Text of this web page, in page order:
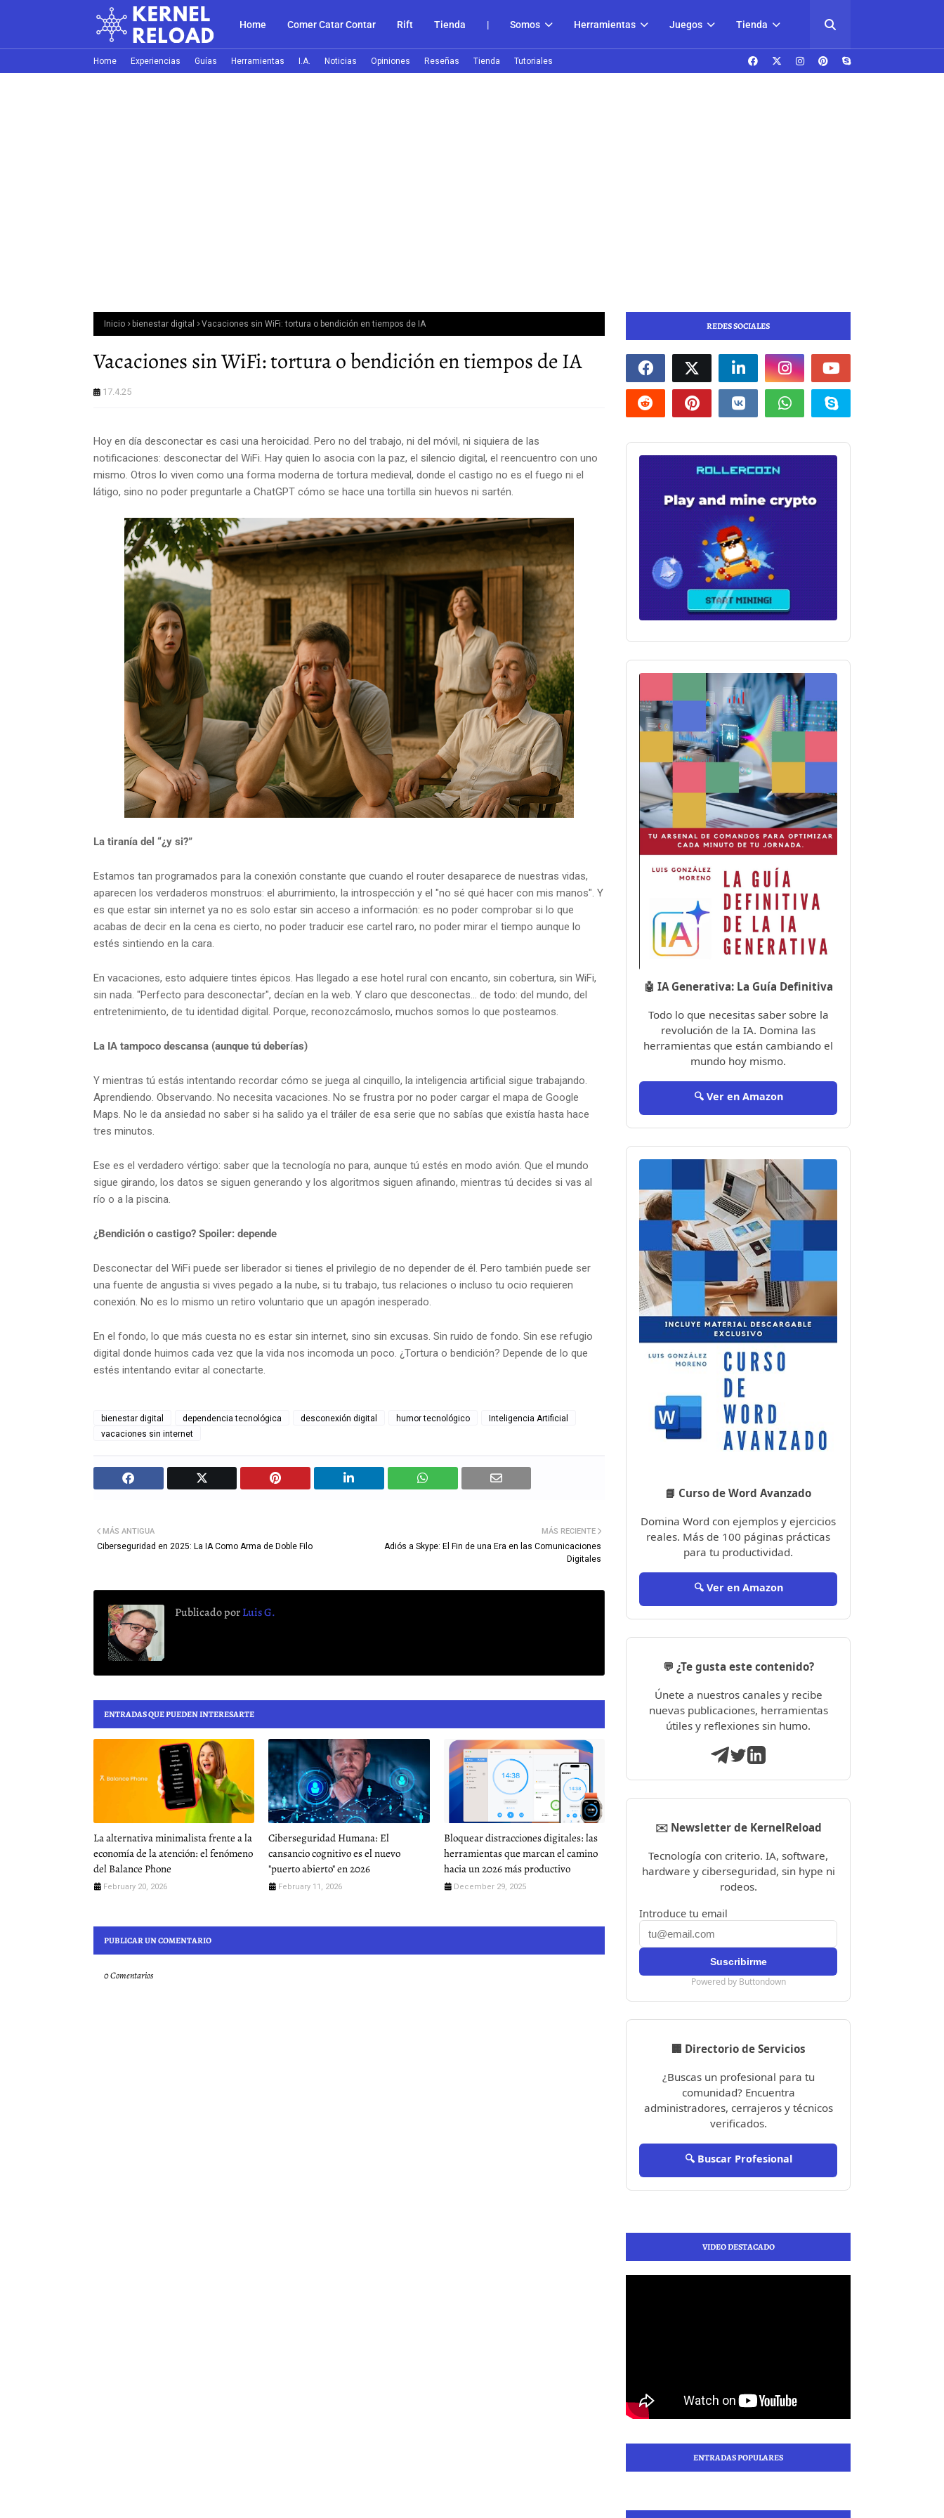
Home Comer Catar Contar Rift Tienda | Somos Herramientas Juegos Tienda
Home Experiencias Guías Herramientas I.A. Noticias Opiniones Reseñas Tienda Tutoriales
Inicio bienestar digital Vacaciones sin WiFi: tortura o bendición en tiempos de IA
Vacaciones sin WiFi: tortura o bendición en tiempos de IA
17.4.25
Hoy en día desconectar es casi una heroicidad. Pero no del trabajo, ni del móvil, ni siquiera de las
notificaciones: desconectar del WiFi. Hay quien lo asocia con la paz, el silencio digital, el reencuentro con uno
mismo. Otros lo viven como una forma moderna de tortura medieval, donde el castigo no es el fuego ni el
látigo, sino no poder preguntarle a ChatGPT cómo se hace una tortilla sin huevos ni sartén.
La tiranía del “¿y si?”
Estamos tan programados para la conexión constante que cuando el router desaparece de nuestras vidas,
aparecen los verdaderos monstruos: el aburrimiento, la introspección y el "no sé qué hacer con mis manos". Y
es que estar sin internet ya no es solo estar sin acceso a información: es no poder comprobar si lo que
acabas de decir en la cena es cierto, no poder traducir ese cartel raro, no poder mirar el tiempo aunque lo
estés sintiendo en la cara.
En vacaciones, esto adquiere tintes épicos. Has llegado a ese hotel rural con encanto, sin cobertura, sin WiFi,
sin nada. "Perfecto para desconectar", decían en la web. Y claro que desconectas... de todo: del mundo, del
entretenimiento, de tu identidad digital. Porque, reconozcámoslo, muchos somos lo que posteamos.
La IA tampoco descansa (aunque tú deberías)
Y mientras tú estás intentando recordar cómo se juega al cinquillo, la inteligencia artificial sigue trabajando.
Aprendiendo. Observando. No necesita vacaciones. No se frustra por no poder cargar el mapa de Google
Maps. No le da ansiedad no saber si ha salido ya el tráiler de esa serie que no sabías que existía hasta hace
tres minutos.
Ese es el verdadero vértigo: saber que la tecnología no para, aunque tú estés en modo avión. Que el mundo
sigue girando, los datos se siguen generando y los algoritmos siguen afinando, mientras tú decides si vas al
río o a la piscina.
¿Bendición o castigo? Spoiler: depende
Desconectar del WiFi puede ser liberador si tienes el privilegio de no depender de él. Pero también puede ser
una fuente de angustia si vives pegado a la nube, si tu trabajo, tus relaciones o incluso tu ocio requieren
conexión. No es lo mismo un retiro voluntario que un apagón inesperado.
En el fondo, lo que más cuesta no es estar sin internet, sino sin excusas. Sin ruido de fondo. Sin ese refugio
digital donde huimos cada vez que la vida nos incomoda un poco. ¿Tortura o bendición? Depende de lo que
estés intentando evitar al conectarte.
bienestar digital dependencia tecnológica desconexión digital humor tecnológico
Inteligencia Artificial
vacaciones sin internet
MÁS RECIENTE
Adiós a Skype: El Fin de una Era en las Comunicaciones
Digitales
MÁS ANTIGUA
Ciberseguridad en 2025: La IA Como Arma de Doble Filo
Publicado porLuis G.
ENTRADAS QUE PUEDEN INTERESARTE
La alternativa minimalista frente a la
economía de la atención: el fenómeno
del Balance Phone
February 20, 2026
Ciberseguridad Humana: El
cansancio cognitivo es el nuevo
"puerto abierto" en 2026
February 11, 2026
Bloquear distracciones digitales: las
herramientas que marcan el camino
hacia un 2026 más productivo
December 29, 2025
PUBLICAR UN COMENTARIO
0 Comentarios
REDES SOCIALES
🤖 IA Generativa: La Guía Definitiva
Todo lo que necesitas saber sobre la
revolución de la IA. Domina las
herramientas que están cambiando el
mundo hoy mismo.
🔍 Ver en Amazon
📘 Curso de Word Avanzado
Domina Word con ejemplos y ejercicios
reales. Más de 100 páginas prácticas
para tu productividad.
🔍 Ver en Amazon
💬 ¿Te gusta este contenido?
Únete a nuestros canales y recibe
nuevas publicaciones, herramientas
útiles y reflexiones sin humo.
✉️ Newsletter de KernelReload
Tecnología con criterio. IA, software,
hardware y ciberseguridad, sin hype ni
rodeos.
Introduce tu email
Powered by Buttondown
🏢 Directorio de Servicios
¿Buscas un profesional para tu
comunidad? Encuentra
administradores, cerrajeros y técnicos
verificados.
🔍 Buscar Profesional
VIDEO DESTACADO
ENTRADAS POPULARES